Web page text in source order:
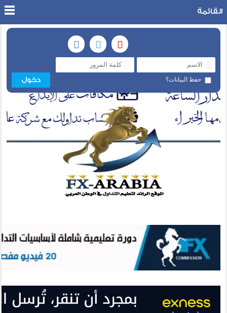
حفظ البيانات؟
القائمة